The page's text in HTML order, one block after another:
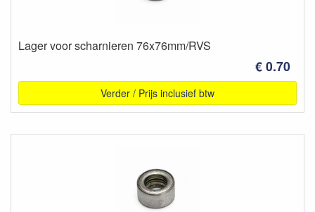
Lager voor scharnieren 76x76mm/RVS
€ 0.70
Verder / Prijs inclusief btw